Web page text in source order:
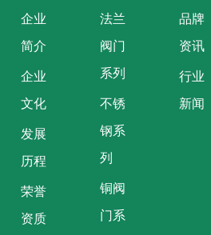
企业
简介
企业
文化
发展
历程
荣誉
资质
法兰
阀门
系列
不锈
钢系
列
铜阀
门系
品牌
资讯
行业
新闻